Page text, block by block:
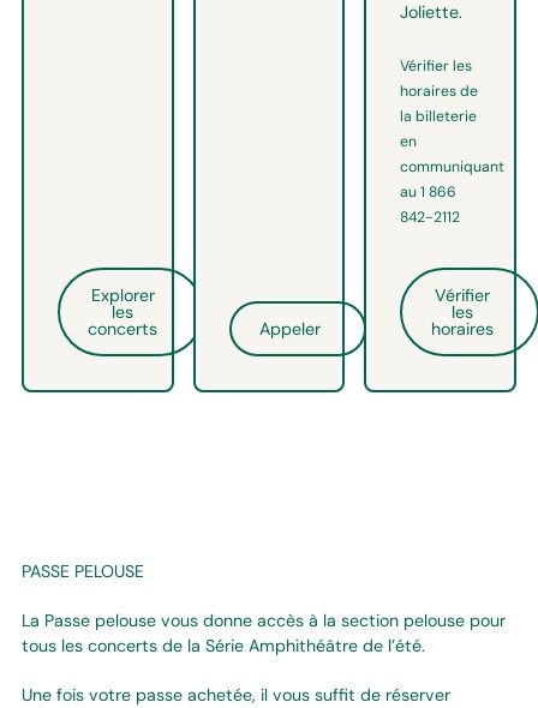
Explorer
les
concerts Appeler
Joliette.
Vérifier les
horaires de
la billeterie
en
communiquant
au 1 866
842-2112
Vérifier
les
horaires
PASSE PELOUSE
La Passe pelouse vous donne accès à la section pelouse pour
tous les concerts de la Série Amphithéâtre de l’été.
Une fois votre passe achetée, il vous suffit de réserver